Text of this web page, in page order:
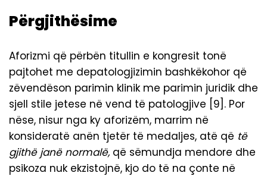
Përgjithësime
Aforizmi që përbën titullin e kongresit tonë
pajtohet me depatologjizimin bashkëkohor që
zëvendëson parimin klinik me parimin juridik dhe
sjell stile jetese në vend të patologjive [9]. Por
nëse, nisur nga ky aforizëm, marrim në
konsideratë anën tjetër të medaljes, atë që të
gjithë janë normalë, që sëmundja mendore dhe
psikoza nuk ekzistojnë, kjo do të na çonte në